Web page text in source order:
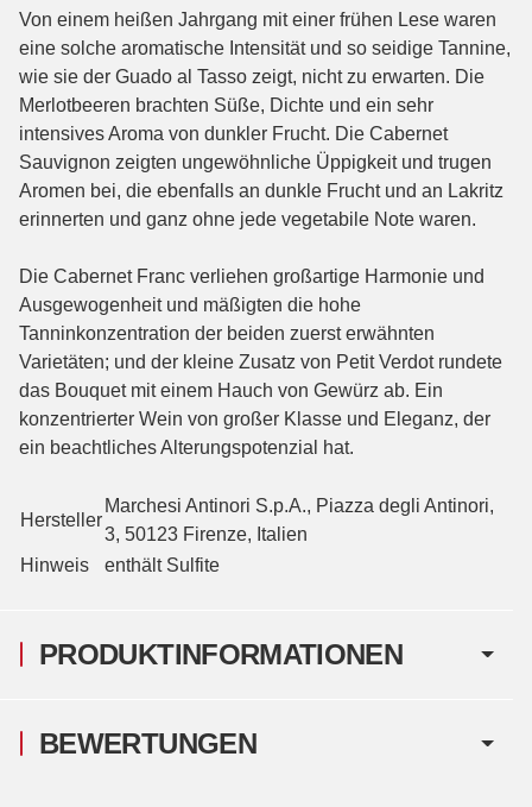
PRODUKTINFORMATIONEN
Von einem heißen Jahrgang mit einer frühen Lese waren
eine solche aromatische Intensität und so seidige Tannine,
wie sie der Guado al Tasso zeigt, nicht zu erwarten. Die
Merlotbeeren brachten Süße, Dichte und ein sehr
intensives Aroma von dunkler Frucht. Die Cabernet
Sauvignon zeigten ungewöhnliche Üppigkeit und trugen
Aromen bei, die ebenfalls an dunkle Frucht und an Lakritz
erinnerten und ganz ohne jede vegetabile Note waren.
Die Cabernet Franc verliehen großartige Harmonie und
Ausgewogenheit und mäßigten die hohe
Tanninkonzentration der beiden zuerst erwähnten
Varietäten; und der kleine Zusatz von Petit Verdot rundete
das Bouquet mit einem Hauch von Gewürz ab. Ein
konzentrierter Wein von großer Klasse und Eleganz, der
ein beachtliches Alterungspotenzial hat.
Hersteller
Marchesi Antinori S.p.A., Piazza degli Antinori,
3, 50123 Firenze, Italien
Hinweis
enthält Sulfite
BEWERTUNGEN